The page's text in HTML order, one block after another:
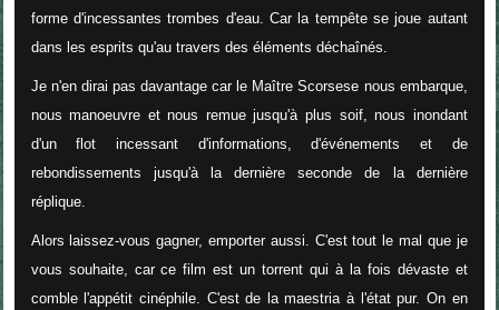
forme d'incessantes trombes d'eau. Car la tempête se joue autant
dans les esprits qu'au travers des éléments déchaînés.
Je n'en dirai pas davantage car le Maître Scorsese nous embarque,
nous manoeuvre et nous remue jusqu'à plus soif, nous inondant
d'un flot incessant d'informations, d'événements et de
rebondissements jusqu'à la dernière seconde de la dernière
réplique.
Alors laissez-vous gagner, emporter aussi. C'est tout le mal que je
vous souhaite, car ce film est un torrent qui à la fois dévaste et
comble l'appétit cinéphile. C'est de la maestria à l'état pur. On en